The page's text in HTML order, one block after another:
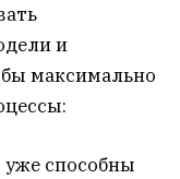
и
максимально
уже способны